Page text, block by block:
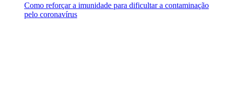
Como reforçar a imunidade para dificultar a contaminação
pelo coronavírus